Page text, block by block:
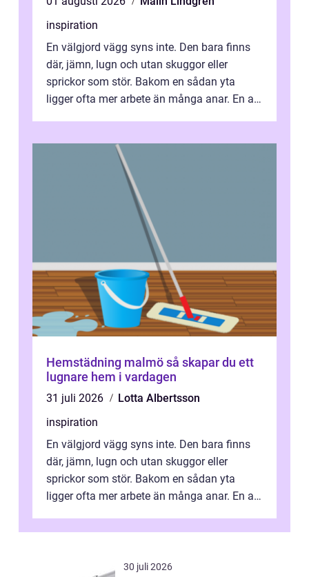
inspiration
En välgjord vägg syns inte. Den bara finns
där, jämn, lugn och utan skuggor eller
sprickor som stör. Bakom en sådan yta
ligger ofta mer arbete än många anar. En av
Hemstädning malmö så skapar du ett
lugnare hem i vardagen
31 juli 2026
Lotta Albertsson
inspiration
En välgjord vägg syns inte. Den bara finns
där, jämn, lugn och utan skuggor eller
sprickor som stör. Bakom en sådan yta
ligger ofta mer arbete än många anar. En av
30 juli 2026